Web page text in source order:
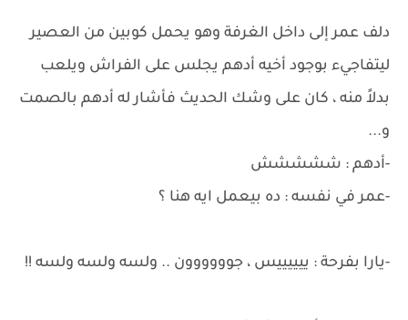
دلف عمر إلى داخل الغرفة وهو يحمل كوبين من العصير
ليتفاجيء بوجود أخيه أدهم يجلس على الفراش ويلعب
بدلاً منه ، كان على وشك الحديث فأشار له أدهم بالصمت
و...
-أدهم : ششششش
-عمر في نفسه : ده بيعمل ايه هنا ؟
-يارا بفرحة : ييييييس ، جوووووون .. ولسه ولسه ولسه !!